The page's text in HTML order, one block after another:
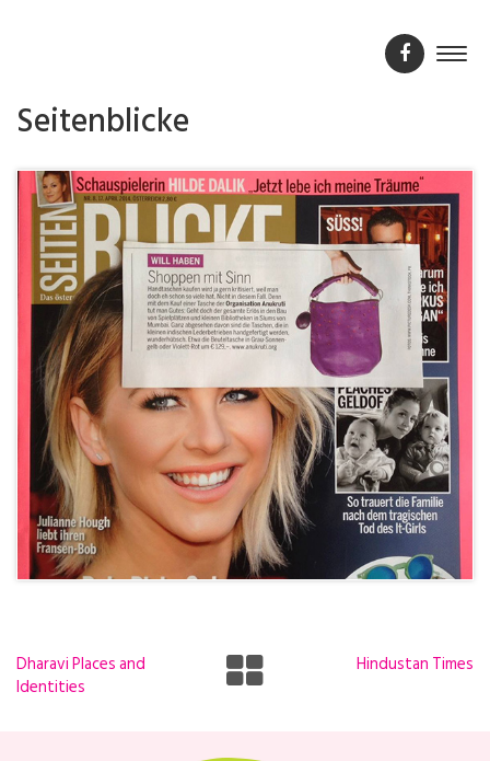
Seitenblicke
Dharavi Places and
Identities
Hindustan Times